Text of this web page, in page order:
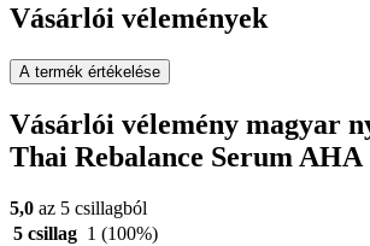
Vásárlói vélemények
A termék értékelése
Vásárlói vélemény magyar
Thai Rebalance Serum AHA
5,0 az 5 csillagból
5 csillag 1 (100%)